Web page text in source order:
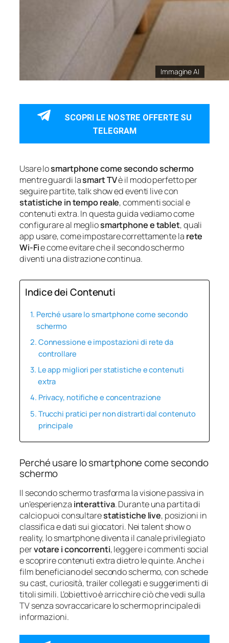
Immagine AI
SCOPRI LE NOSTRE OFFERTE SU
TELEGRAM
Usare losmartphone come secondo schermo
mentre guardi lasmart TVè il modo perfetto per
seguire partite, talk show ed eventi live con
statistiche in tempo reale, commenti social e
contenuti extra. In questa guida vediamo come
configurare al megliosmartphone e tablet, quali
app usare, come impostare correttamente la rete
Wi‑Fie come evitare che il secondo schermo
diventi una distrazione continua.
Indice dei Contenuti
Perché usare lo smartphone come secondo
schermo
Connessione e impostazioni di rete da
controllare
Le app migliori per statistiche e contenuti
extra
Privacy, notifiche e concentrazione
Trucchi pratici per non distrarti dal contenuto
principale
Perché usare lo smartphone come secondo
schermo
Il secondo schermo trasforma la visione passiva in
un’esperienza interattiva. Durante una partita di
calcio puoi consultarestatistiche live, posizioni in
classifica e dati sui giocatori. Nei talent show o
reality, lo smartphone diventa il canale privilegiato
pervotare i concorrenti, leggere i commenti social
e scoprire contenuti extra dietro le quinte. Anche i
film beneficiano del secondo schermo, con schede
su cast, curiosità, trailer collegati e suggerimenti di
titoli simili. L’obiettivo è arricchire ciò che vedi sulla
TV senza sovraccaricare lo schermo principale di
informazioni.